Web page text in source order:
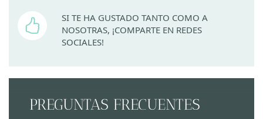
SI TE HA GUSTADO TANTO COMO A
NOSOTRAS, ¡COMPARTE EN REDES
SOCIALES!
PREGUNTAS FRECUENTES